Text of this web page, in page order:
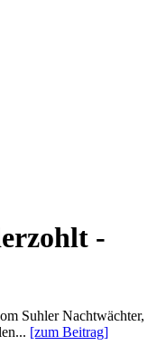
-
Suhler Nachtwächter,
[zum Beitrag]